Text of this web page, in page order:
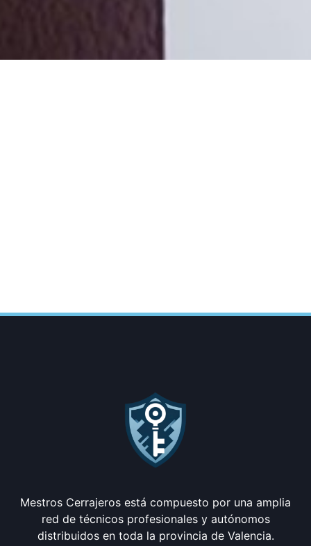
Mestros Cerrajeros está compuesto por una amplia
red de técnicos profesionales y autónomos
distribuidos en toda la provincia de Valencia.